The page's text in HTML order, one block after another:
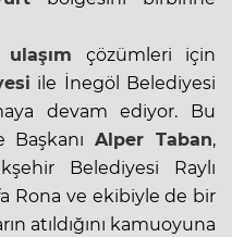
çözümleri için
ile İnegöl Belediyesi
devam ediyor. Bu
BaşkanıAlper Taban,
Belediyesi Raylı
Rona ve ekibiyle de bir
atıldığını kamuoyuna